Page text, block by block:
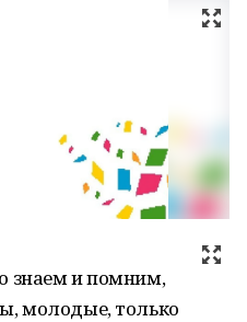
знаем и помним,
молодые, только